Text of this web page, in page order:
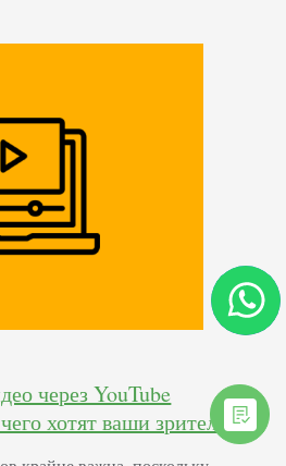
через YouTube
хотят ваши зрители